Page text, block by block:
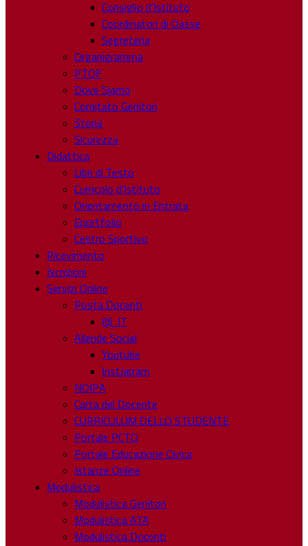
Consiglio d’Istituto
Coordinatori di Classe
Segreteria
Organigramma
PTOF
Dove Siamo
Comitato Genitori
Storia
Sicurezza
Didattica
Libri di Testo
Curricolo d’Istituto
Orientamento in Entrata
Eportfolio
Centro Sportivo
Ricevimento
Iscrizioni
Servizi Online
Posta Docenti
@ .IT
Allende Social
Youtube
Instagram
NOIPA
Carta del Docente
CURRICULUM DELLO STUDENTE
Portale PCTO
Portale Educazione Civica
Istanze Online
Modulistica
Modulistica Genitori
Modulistica ATA
Modulistica Docenti